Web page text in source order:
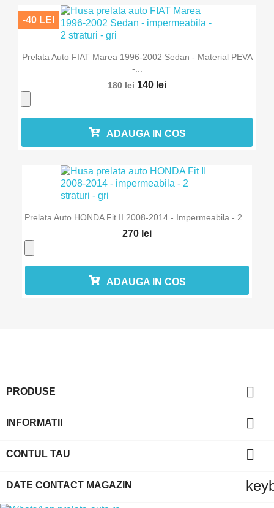
Prelata Auto FIAT Marea 1996-2002 Sedan - Material PEVA
-...
180 lei 140 lei
-40 LEI
ADAUGA IN COS
Prelata Auto HONDA Fit II 2008-2014 - Impermeabila - 2...
270 lei
ADAUGA IN COS
PRODUSE 
INFORMATII 
CONTUL TAU 
DATE CONTACT MAGAZIN